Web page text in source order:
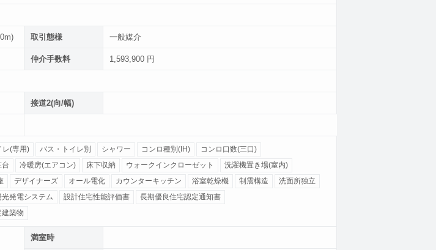
取引態様 一般媒介
仲介手数料 1,593,900 円
接道2(向/幅)
レ(専用) バス・トイレ別 シャワー コンロ種別(IH) コンロ口数(三口)
台 冷暖房(エアコン) 床下収納 ウォークインクローゼット 洗濯機置き場(室内)
デザイナーズ オール電化 カウンターキッチン 浴室乾燥機 制震構造 洗面所独立
光発電システム 設計住宅性能評価書 長期優良住宅認定通知書
建築物
満室時